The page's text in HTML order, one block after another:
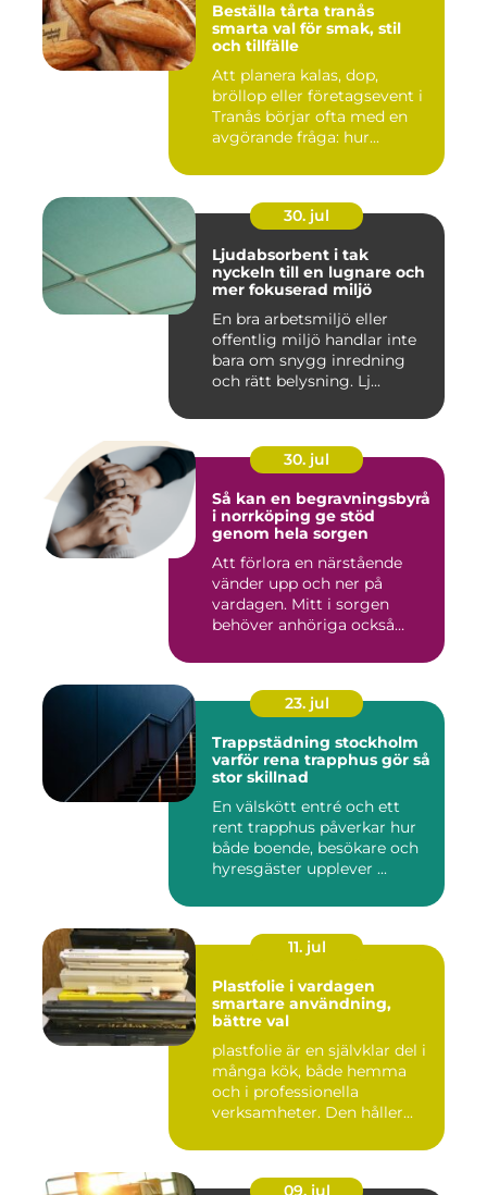
Beställa tårta tranås
smarta val för smak, stil
och tillfälle
Att planera kalas, dop,
bröllop eller företagsevent i
Tranås börjar ofta med en
avgörande fråga: hur...
30. jul
Ljudabsorbent i tak
nyckeln till en lugnare och
mer fokuserad miljö
En bra arbetsmiljö eller
offentlig miljö handlar inte
bara om snygg inredning
och rätt belysning. Lj...
30. jul
Så kan en begravningsbyrå
i norrköping ge stöd
genom hela sorgen
Att förlora en närstående
vänder upp och ner på
vardagen. Mitt i sorgen
behöver anhöriga också
23. jul
Trappstädning stockholm
varför rena trapphus gör så
stor skillnad
En välskött entré och ett
rent trapphus påverkar hur
både boende, besökare och
hyresgäster upplever ...
11. jul
Plastfolie i vardagen
smartare användning,
bättre val
plastfolie är en självklar del i
många kök, både hemma
och i professionella
verksamheter. Den håller...
09. jul